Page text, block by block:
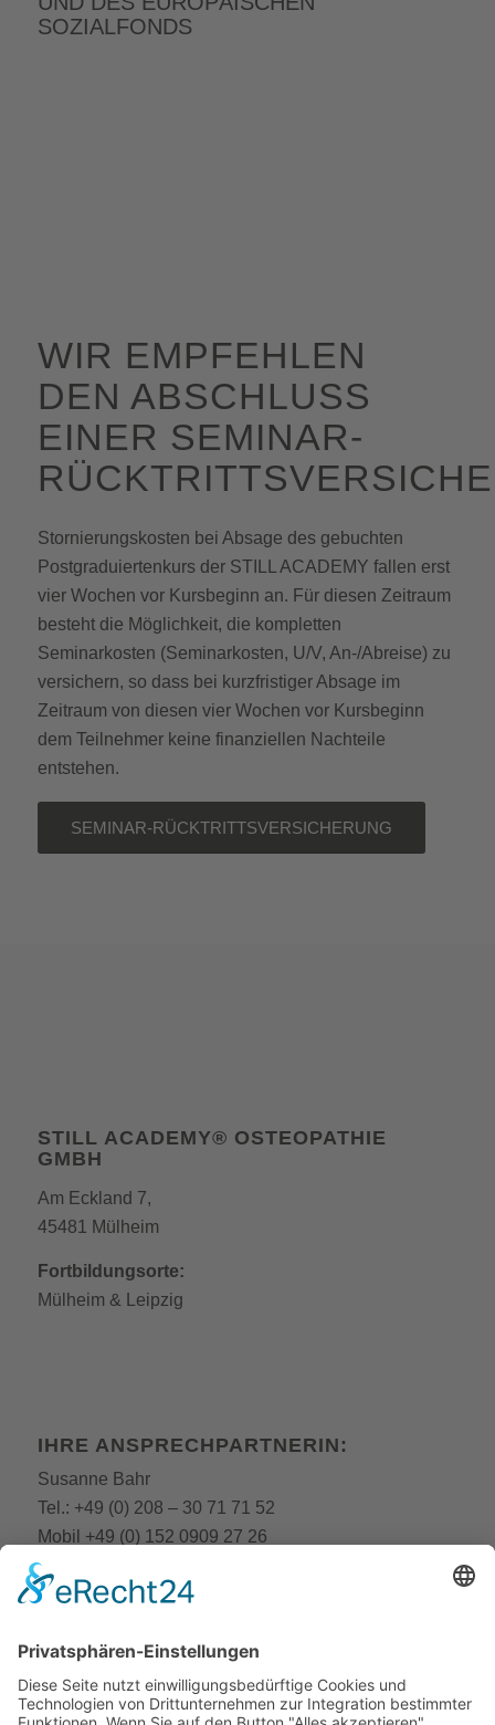
SOZIALFONDS
WIR EMPFEHLEN
DEN ABSCHLUSS
EINER SEMINAR-
Stornierungskosten bei Absage des gebuchten
Postgraduiertenkurs der STILL ACADEMY fallen erst
vier Wochen vor Kursbeginn an. Für diesen Zeitraum
besteht die Möglichkeit, die kompletten
Seminarkosten (Seminarkosten, U/V, An-/Abreise) zu
versichern, so dass bei kurzfristiger Absage im
Zeitraum von diesen vier Wochen vor Kursbeginn
dem Teilnehmer keine finanziellen Nachteile
entstehen.
SEMINAR-RÜCKTRITTSVERSICHERUNG
STILL ACADEMY® OSTEOPATHIE
GMBH
Am Eckland 7,
45481 Mülheim
Fortbildungsorte:
Mülheim & Leipzig
IHRE ANSPRECHPARTNERIN:
Susanne Bahr
Tel.: +49 (0) 208 – 30 71 71 52
Mobil +49 (0) 152 0909 27 26
E-Mail:
E-Mail:bahr @still-academy.de